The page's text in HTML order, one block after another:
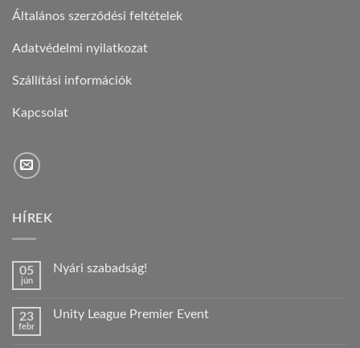
Általános szerződési feltételek
Adatvédelmi nyilatkozat
Szállítási információk
Kapcsolat
HÍREK
05
jún
Nyári szabadság!
Nyári
23
febr
Unity League Premier Event